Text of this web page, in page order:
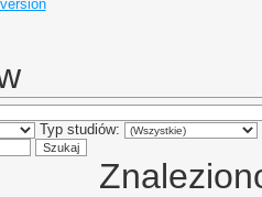
Typ studiów: